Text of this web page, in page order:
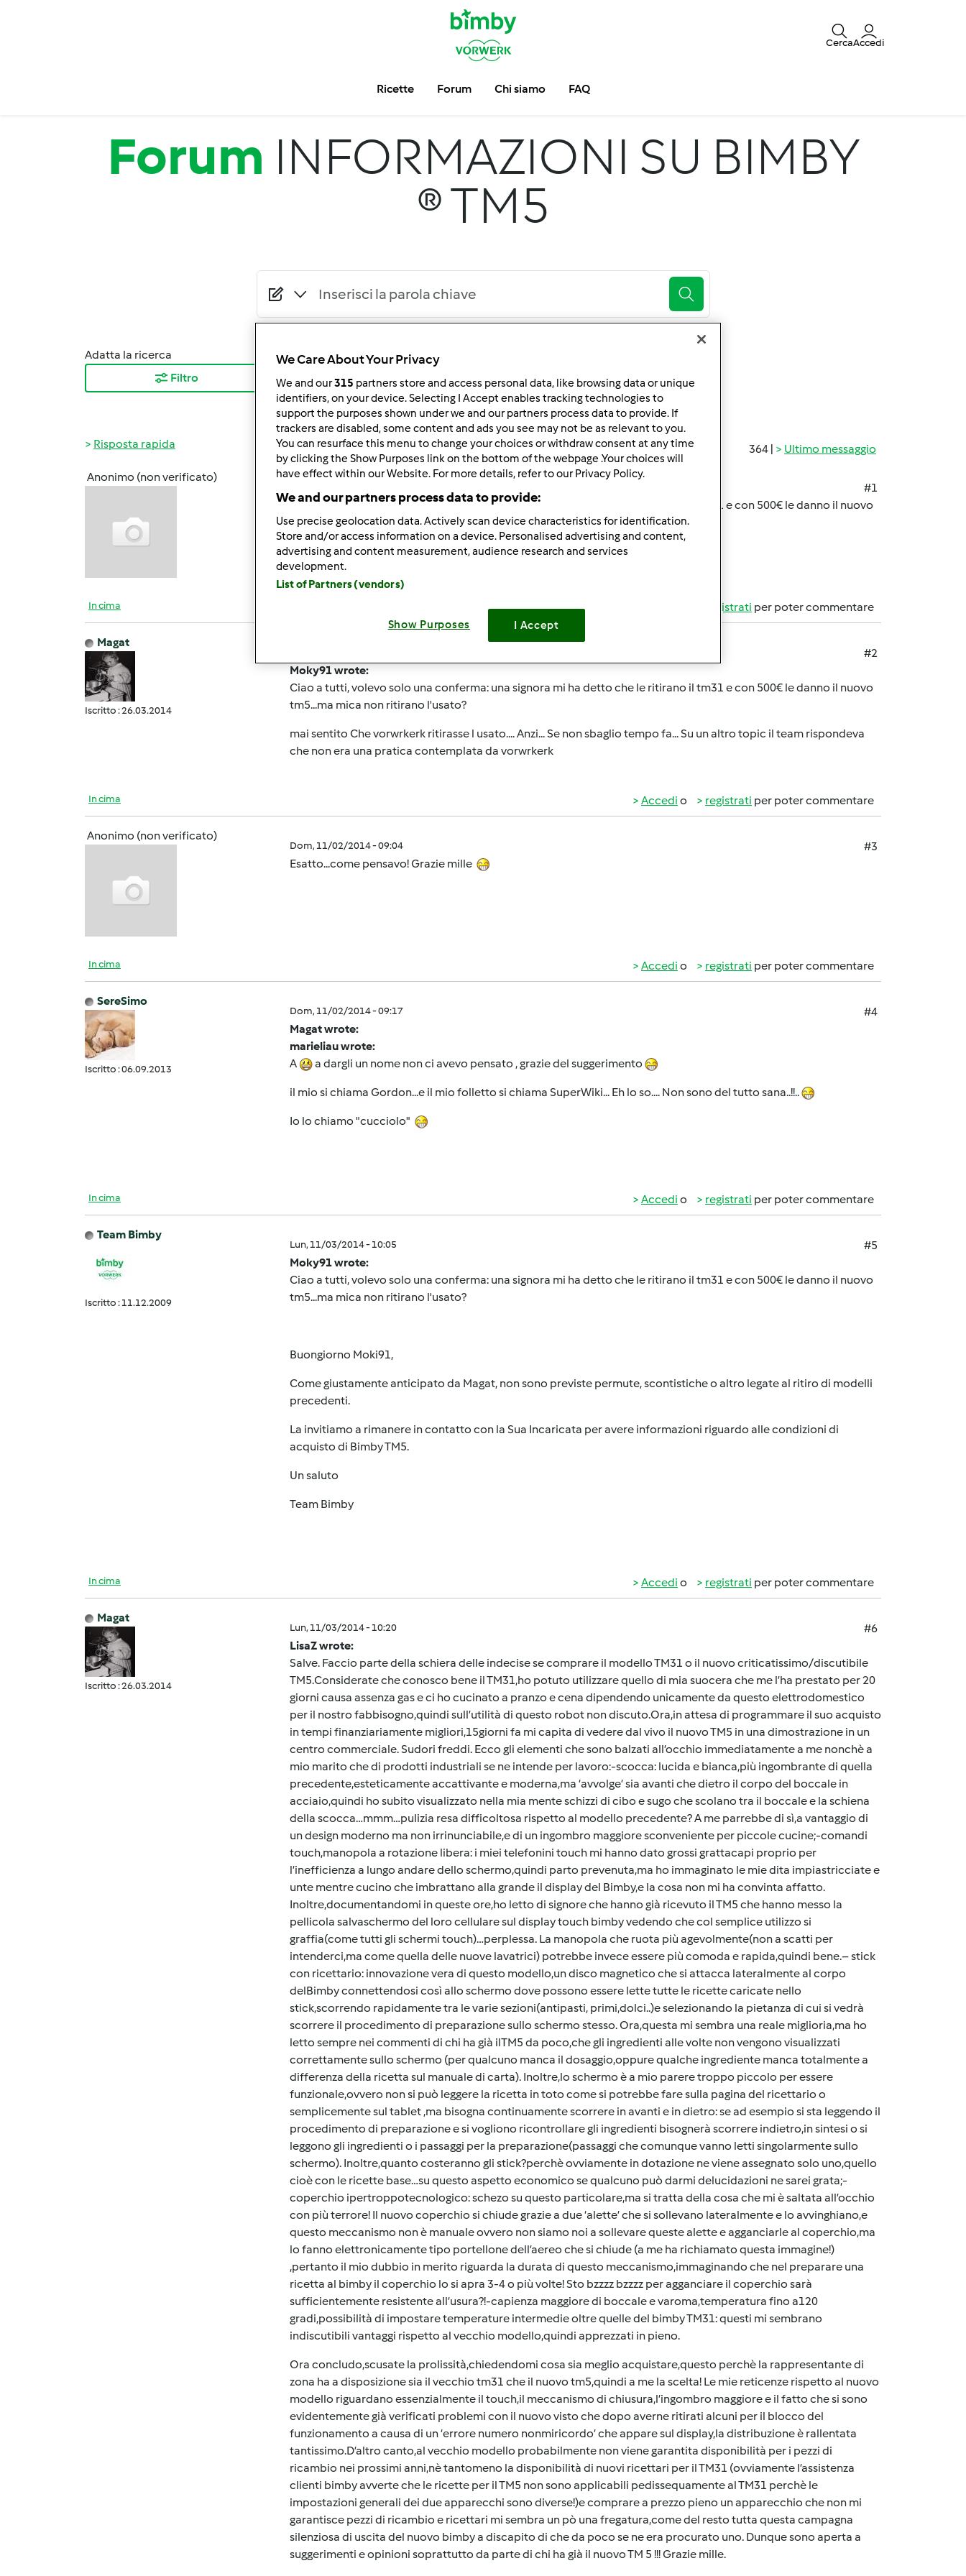
CercaAccedi
Ricette Forum Chi siamo FAQ
Forum INFORMAZIONI SU BIMBY
® TM5
Adatta la ricerca
Filtro
Ordina per:
I risultati più recenti
10
364 | Ultimo messaggio
Risposta rapida
Anonimo (non verificato)
#1
Ciao a tutti, volevo solo una conferma: una signora mi ha detto che le ritirano il tm31 e con 500€ le danno il nuovo
tm5...ma mica non ritirano l'usato?
In cima registrati per poter commentare
Magat
Iscritto : 26.03.2014
#2
Moky91 wrote:
Ciao a tutti, volevo solo una conferma: una signora mi ha detto che le ritirano il tm31 e con 500€ le danno il nuovo
tm5...ma mica non ritirano l'usato?
mai sentito Che vorwrkerk ritirasse l usato.... Anzi... Se non sbaglio tempo fa... Su un altro topic il team rispondeva
che non era una pratica contemplata da vorwrkerk
In cima Accedi o registrati per poter commentare
Anonimo (non verificato)
Dom, 11/02/2014 - 09:04
#3
Esatto...come pensavo! Grazie mille
In cima Accedi o registrati per poter commentare
SereSimo
Iscritto : 06.09.2013
Dom, 11/02/2014 - 09:17
#4
Magat wrote:
marieliau wrote:
A
a dargli un nome non ci avevo pensato , grazie del suggerimento
il mio si chiama Gordon...e il mio folletto si chiama SuperWiki... Eh lo so.... Non sono del tutto sana..!!..
Io lo chiamo "cucciolo"
In cima Accedi o registrati per poter commentare
Team Bimby
Iscritto : 11.12.2009
Lun, 11/03/2014 - 10:05
#5
Moky91 wrote:
Ciao a tutti, volevo solo una conferma: una signora mi ha detto che le ritirano il tm31 e con 500€ le danno il nuovo
tm5...ma mica non ritirano l'usato?
Buongiorno Moki91,
Come giustamente anticipato da Magat, non sono previste permute, scontistiche o altro legate al ritiro di modelli
precedenti.
La invitiamo a rimanere in contatto con la Sua Incaricata per avere informazioni riguardo alle condizioni di
acquisto di Bimby TM5.
Un saluto
Team Bimby
In cima Accedi o registrati per poter commentare
Magat
Iscritto : 26.03.2014
Lun, 11/03/2014 - 10:20
#6
LisaZ wrote:
Salve. Faccio parte della schiera delle indecise se comprare il modello TM31 o il nuovo criticatissimo/discutibile
TM5.Considerate che conosco bene il TM31,ho potuto utilizzare quello di mia suocera che me l’ha prestato per 20
giorni causa assenza gas e ci ho cucinato a pranzo e cena dipendendo unicamente da questo elettrodomestico
per il nostro fabbisogno,quindi sull’utilità di questo robot non discuto.Ora,in attesa di programmare il suo acquisto
in tempi finanziariamente migliori,15giorni fa mi capita di vedere dal vivo il nuovo TM5 in una dimostrazione in un
centro commerciale. Sudori freddi. Ecco gli elementi che sono balzati all’occhio immediatamente a me nonchè a
mio marito che di prodotti industriali se ne intende per lavoro:-scocca: lucida e bianca,più ingombrante di quella
precedente,esteticamente accattivante e moderna,ma ‘avvolge’ sia avanti che dietro il corpo del boccale in
acciaio,quindi ho subito visualizzato nella mia mente schizzi di cibo e sugo che scolano tra il boccale e la schiena
della scocca…mmm…pulizia resa difficoltosa rispetto al modello precedente? A me parrebbe di sì,a vantaggio di
un design moderno ma non irrinunciabile,e di un ingombro maggiore sconveniente per piccole cucine;-comandi
touch,manopola a rotazione libera: i miei telefonini touch mi hanno dato grossi grattacapi proprio per
l’inefficienza a lungo andare dello schermo,quindi parto prevenuta,ma ho immaginato le mie dita impiastricciate e
unte mentre cucino che imbrattano alla grande il display del Bimby,e la cosa non mi ha convinta affatto.
Inoltre,documentandomi in queste ore,ho letto di signore che hanno già ricevuto il TM5 che hanno messo la
pellicola salvaschermo del loro cellulare sul display touch bimby vedendo che col semplice utilizzo si
graffia(come tutti gli schermi touch)…perplessa. La manopola che ruota più agevolmente(non a scatti per
intenderci,ma come quella delle nuove lavatrici) potrebbe invece essere più comoda e rapida,quindi bene.– stick
con ricettario: innovazione vera di questo modello,un disco magnetico che si attacca lateralmente al corpo
delBimby connettendosi così allo schermo dove possono essere lette tutte le ricette caricate nello
stick,scorrendo rapidamente tra le varie sezioni(antipasti, primi,dolci..)e selezionando la pietanza di cui si vedrà
scorrere il procedimento di preparazione sullo schermo stesso. Ora,questa mi sembra una reale miglioria,ma ho
letto sempre nei commenti di chi ha già ilTM5 da poco,che gli ingredienti alle volte non vengono visualizzati
correttamente sullo schermo (per qualcuno manca il dosaggio,oppure qualche ingrediente manca totalmente a
differenza della ricetta sul manuale di carta). Inoltre,lo schermo è a mio parere troppo piccolo per essere
funzionale,ovvero non si può leggere la ricetta in toto come si potrebbe fare sulla pagina del ricettario o
semplicemente sul tablet ,ma bisogna continuamente scorrere in avanti e in dietro: se ad esempio si sta leggendo il
procedimento di preparazione e si vogliono ricontrollare gli ingredienti bisognerà scorrere indietro,in sintesi o si
leggono gli ingredienti o i passaggi per la preparazione(passaggi che comunque vanno letti singolarmente sullo
schermo). Inoltre,quanto costeranno gli stick?perchè ovviamente in dotazione ne viene assegnato solo uno,quello
cioè con le ricette base…su questo aspetto economico se qualcuno può darmi delucidazioni ne sarei grata;-
coperchio ipertroppotecnologico: schezo su questo particolare,ma si tratta della cosa che mi è saltata all’occhio
con più terrore! Il nuovo coperchio si chiude grazie a due ‘alette’ che si sollevano lateralmente e lo avvinghiano,e
questo meccanismo non è manuale ovvero non siamo noi a sollevare queste alette e agganciarle al coperchio,ma
lo fanno elettronicamente tipo portellone dell’aereo che si chiude (a me ha richiamato questa immagine!)
,pertanto il mio dubbio in merito riguarda la durata di questo meccanismo,immaginando che nel preparare una
ricetta al bimby il coperchio lo si apra 3-4 o più volte! Sto bzzzz bzzzz per agganciare il coperchio sarà
sufficientemente resistente all’usura?!-capienza maggiore di boccale e varoma,temperatura fino a120
gradi,possibilità di impostare temperature intermedie oltre quelle del bimby TM31: questi mi sembrano
indiscutibili vantaggi rispetto al vecchio modello,quindi apprezzati in pieno.
Ora concludo,scusate la prolissità,chiedendomi cosa sia meglio acquistare,questo perchè la rappresentante di
zona ha a disposizione sia il vecchio tm31 che il nuovo tm5,quindi a me la scelta! Le mie reticenze rispetto al nuovo
modello riguardano essenzialmente il touch,il meccanismo di chiusura,l’ingombro maggiore e il fatto che si sono
evidentemente già verificati problemi con il nuovo visto che dopo averne ritirati alcuni per il blocco del
funzionamento a causa di un ‘errore numero nonmiricordo’ che appare sul display,la distribuzione è rallentata
tantissimo.D’altro canto,al vecchio modello probabilmente non viene garantita disponibilità per i pezzi di
ricambio nei prossimi anni,nè tantomeno la disponibilità di nuovi ricettari per il TM31 (ovviamente l’assistenza
clienti bimby avverte che le ricette per il TM5 non sono applicabili pedissequamente al TM31 perchè le
impostazioni generali dei due apparecchi sono diverse!)e comprare a prezzo pieno un apparecchio che non mi
garantisce pezzi di ricambio e ricettari mi sembra un pò una fregatura,come del resto tutta questa campagna
silenziosa di uscita del nuovo bimby a discapito di che da poco se ne era procurato uno. Dunque sono aperta a
suggerimenti e opinioni soprattutto da parte di chi ha già il nuovo TM 5 !!! Grazie mille.
We Care About Your Privacy
We and our315 partners store and access personal data, like browsing data or unique
identifiers, on your device. Selecting I Accept enables tracking technologies to
support the purposes shown under we and our partners process data to provide. If
trackers are disabled, some content and ads you see may not be as relevant to you.
You can resurface this menu to change your choices or withdraw consent at any time
by clicking the Show Purposes link on the bottom of the webpage .Your choices will
have effect within our Website. For more details, refer to our Privacy Policy.
We and our partners process data to provide:
Use precise geolocation data. Actively scan device characteristics for identification.
Store and/or access information on a device. Personalised advertising and content,
advertising and content measurement, audience research and services
development.
List of Partners (vendors)
Show Purposes I Accept